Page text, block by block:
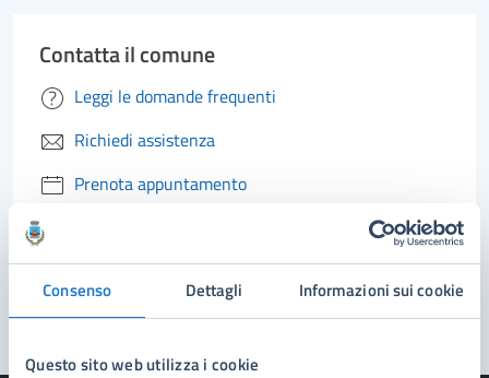
Consenso Dettagli Informazioni sui cookie
Questo sito web utilizza i cookie
Contatta il comune
Leggi le domande frequenti
Richiedi assistenza
Prenota appuntamento
Problemi in città
Segnala disservizio